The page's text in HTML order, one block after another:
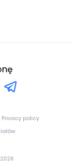
Privacy policy